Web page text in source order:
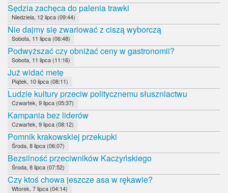
Sędzia zachęca do palenia trawki
Niedziela, 12 lipca (09:44)
Nie dajmy się zwariować z ciszą wyborczą
Sobota, 11 lipca (06:48)
Podwyższać czy obniżać ceny w gastronomii?
Sobota, 11 lipca (11:16)
Już widać metę
Piątek, 10 lipca (08:11)
Ludzie kultury przeciw politycznemu słuszniactwu
Czwartek, 9 lipca (05:37)
Kampania bez liderów
Czwartek, 9 lipca (08:12)
Pomnik krakowskiej przekupki
Środa, 8 lipca (06:07)
Bezsilność przeciwników Kaczyńskiego
Środa, 8 lipca (07:52)
Czy ktoś chowa jeszcze asa w rękawie?
Wtorek, 7 lipca (04:14)